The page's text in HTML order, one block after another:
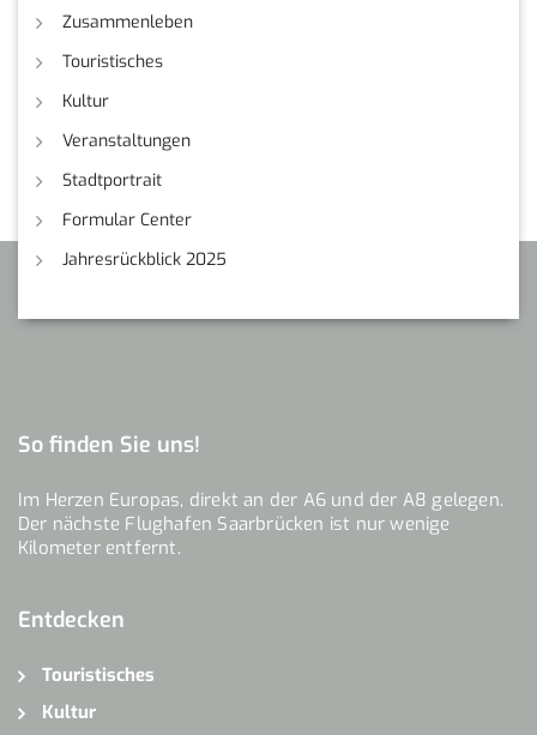
Zusammenleben
Touristisches
Kultur
Veranstaltungen
Stadtportrait
Formular Center
Jahresrückblick 2025
So finden Sie uns!
Im Herzen Europas, direkt an der A6 und der A8 gelegen.
Der nächste Flughafen Saarbrücken ist nur wenige
Kilometer entfernt.
Entdecken
Touristisches
Kultur